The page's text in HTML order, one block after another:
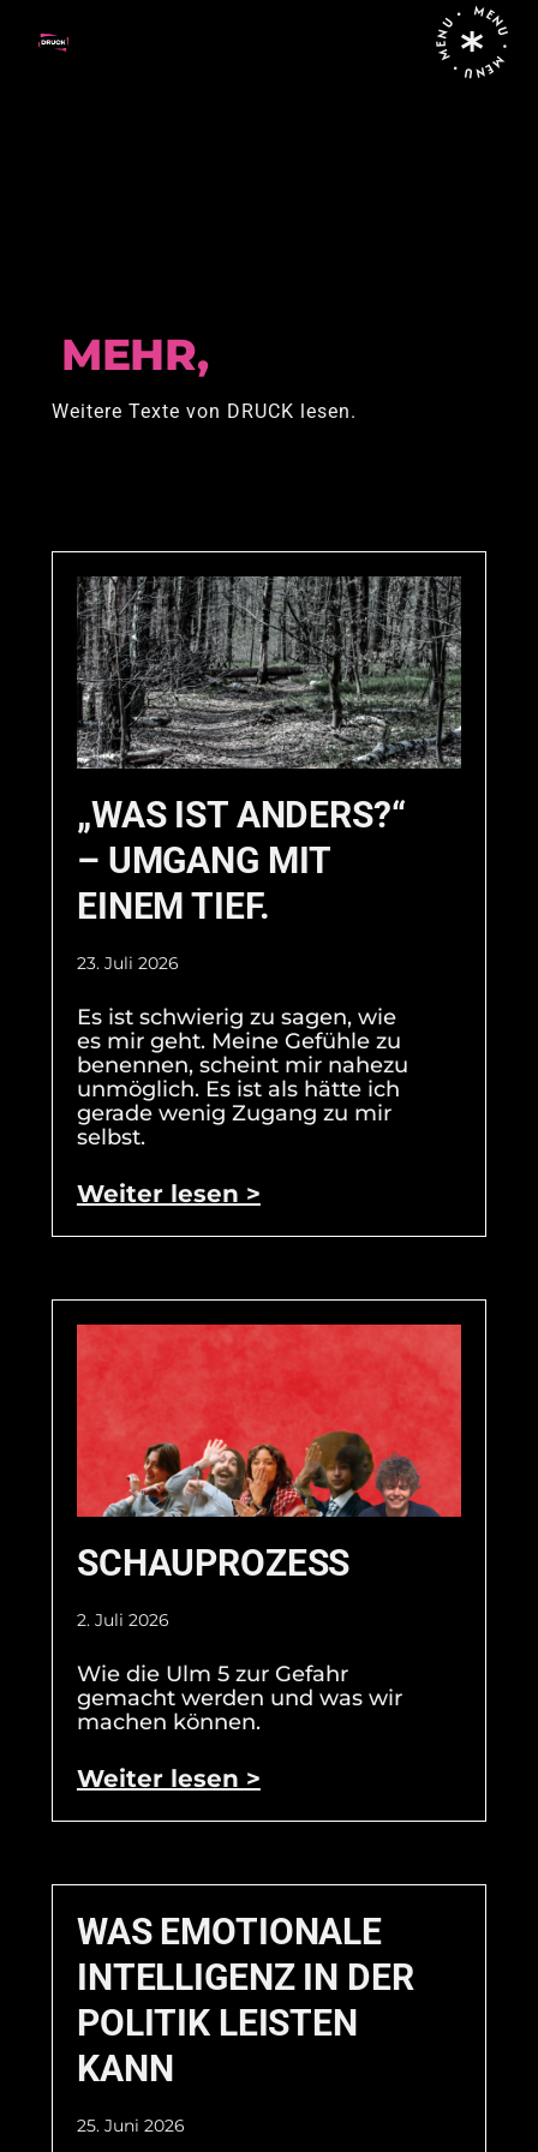
MENU • MENU • MENU •
MEHR,
Weitere Texte von DRUCK lesen.
„WAS IST ANDERS?“
– UMGANG MIT
EINEM TIEF.
23. Juli 2026
Es ist schwierig zu sagen, wie
es mir geht. Meine Gefühle zu
benennen, scheint mir nahezu
unmöglich. Es ist als hätte ich
gerade wenig Zugang zu mir
selbst.
Weiter lesen >
SCHAUPROZESS
2. Juli 2026
Wie die Ulm 5 zur Gefahr
gemacht werden und was wir
machen können.
Weiter lesen >
WAS EMOTIONALE
INTELLIGENZ IN DER
POLITIK LEISTEN
KANN
25. Juni 2026